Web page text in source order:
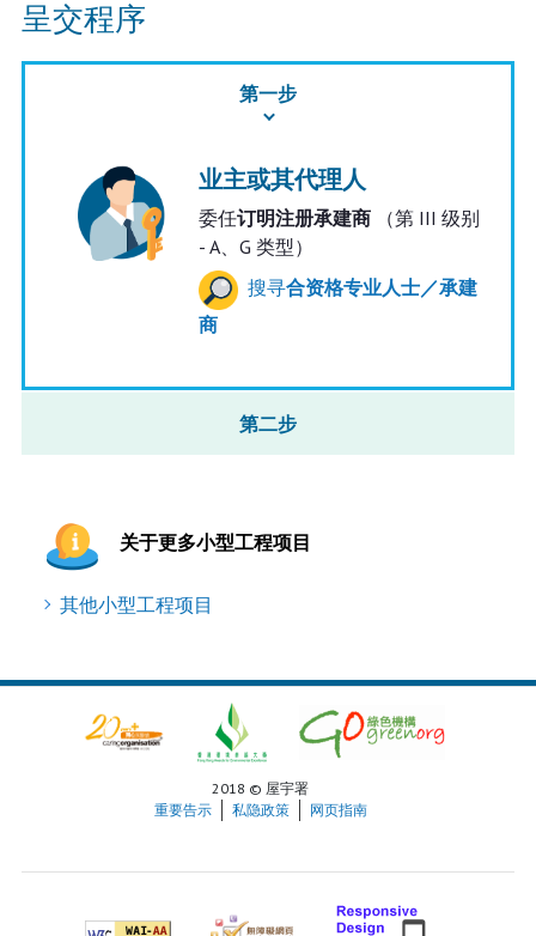
呈交程序
第一步
业主或其代理人
委任订明注册承建商（第 III 级别
- A、G 类型）
搜寻合资格专业人士／承建
商
第二步
关于更多小型工程项目
其他小型工程项目
2018 © 屋宇署
重要告示
私隐政策 网页指南